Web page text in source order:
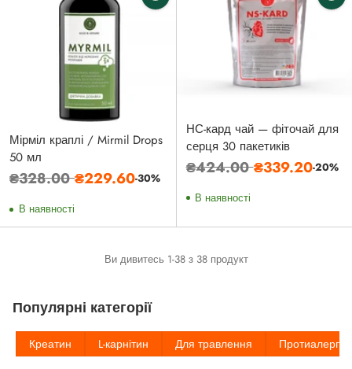
Мірміл краплі / Mirmil Drops
50 мл
Звичайна
₴328.00₴229.60-30%
В наявності
НС-кард чай — фіточай для
серця 30 пакетиків
Звичайна
₴424.00₴339.20-20%
В наявності
Ви дивитесь 1-38 з 38 продукт
Популярні категорії
Креатин L-карнітин Для травлення